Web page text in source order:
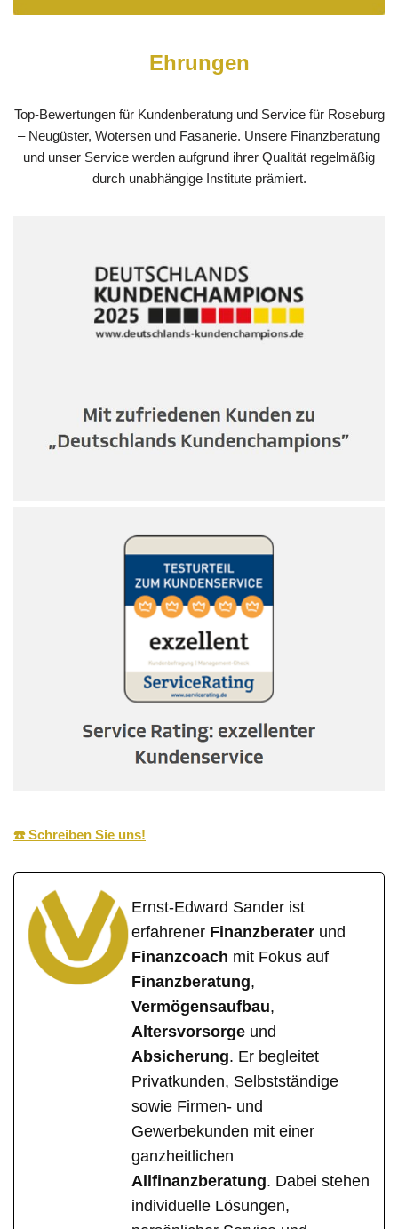
Ehrungen
Top-Bewertungen für Kundenberatung und Service für Roseburg
– Neugüster, Wotersen und Fasanerie. Unsere Finanzberatung
und unser Service werden aufgrund ihrer Qualität regelmäßig
durch unabhängige Institute prämiert.
☎️ Schreiben Sie uns!
Ernst-Edward Sander ist
erfahrener Finanzberater und
Finanzcoach mit Fokus auf
Finanzberatung,
Vermögensaufbau,
Altersvorsorge und
Absicherung. Er begleitet
Privatkunden, Selbstständige
sowie Firmen- und
Gewerbekunden mit einer
ganzheitlichen
Allfinanzberatung. Dabei stehen
individuelle Lösungen,